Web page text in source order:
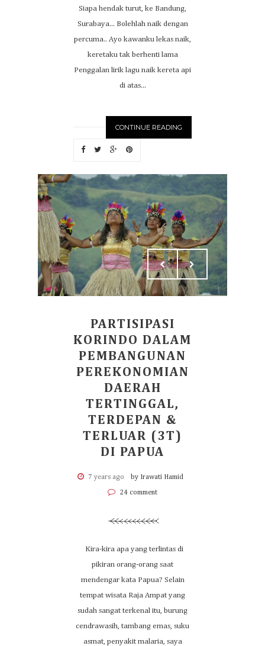
Siapa hendak turut, ke Bandung,
Surabaya... Bolehlah naik dengan
percuma.. Ayo kawanku lekas naik,
keretaku tak berhenti lama
Penggalan lirik lagu naik kereta api
di atas...
CONTINUE READING
PARTISIPASI
KORINDO DALAM
PEMBANGUNAN
PEREKONOMIAN
DAERAH
TERTINGGAL,
TERDEPAN &
TERLUAR (3T)
DI PAPUA
7 years ago by Irawati Hamid
24 comment
Kira-kira apa yang terlintas di
pikiran orang-orang saat
mendengar kata Papua? Selain
tempat wisata Raja Ampat yang
sudah sangat terkenal itu, burung
cendrawasih, tambang emas, suku
asmat, penyakit malaria, saya